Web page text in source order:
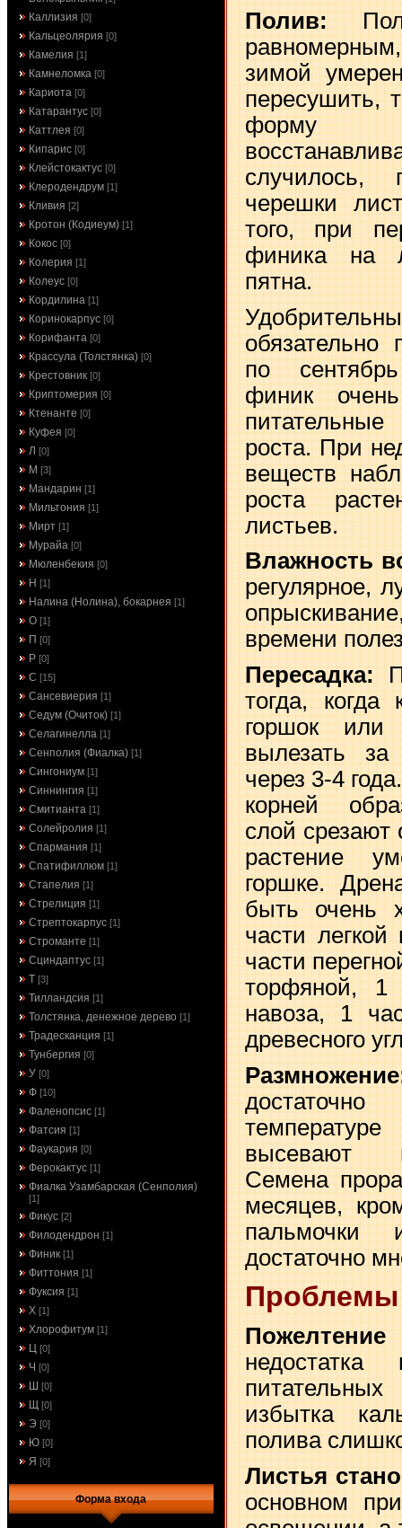
Каллизия [0]
Кальцеолярия [0]
Камелия [1]
Камнеломка [0]
Кариота [0]
Катарантус [0]
Каттлея [0]
Кипарис [0]
Клейстокактус [0]
Клеродендрум [1]
Кливия [2]
Кротон (Кодиеум) [1]
Кокос [0]
Колерия [1]
Колеус [0]
Кордилина [1]
Коринокарпус [0]
Корифанта [0]
Крассула (Толстянка) [0]
Крестовник [0]
Криптомерия [0]
Ктенанте [0]
Куфея [0]
Л [0]
М [3]
Мандарин [1]
Мильтония [1]
Мирт [1]
Мурайа [0]
Мюленбекия [0]
Н [1]
Налина (Нолина), бокарнея [1]
О [1]
П [0]
Р [0]
С [15]
Сансевиерия [1]
Седум (Очиток) [1]
Селагинелла [1]
Сенполия (Фиалка) [1]
Сингониум [1]
Синнингия [1]
Смитианта [1]
Солейролия [1]
Спармания [1]
Спатифиллюм [1]
Стапелия [1]
Стрелиция [1]
Стрептокарпус [1]
Строманте [1]
Сциндаптус [1]
Т [3]
Тилландсия [1]
Толстянка, денежное дерево [1]
Традесканция [1]
Тунбергия [0]
У [0]
Ф [10]
Фаленопсис [1]
Фатсия [1]
Фаукария [0]
Ферокактус [1]
Фиалка Узамбарская (Сенполия)
[1]
Фикус [2]
Филодендрон [1]
Финик [1]
Фиттония [1]
Фуксия [1]
Х [1]
Хлорофитум [1]
Ц [0]
Ч [0]
Ш [0]
Щ [0]
Э [0]
Ю [0]
Я [0]
Форма входа
Полив:
зимой
пересушить,
форму
случилось,
черешки
того, при
финика на
пятна.
обязательно
по
финик
роста. При
веществ
роста
листьев.
Влажность
регулярное,
времени
Пересадка:
тогда, когда
горшок или
вылезать
через 3-4
корней
слой
растение
горшке.
быть очень
части легкой
части
торфяной, 1
навоза, 1
древесного
высевают
Семена
месяцев,
пальмочки
достаточно
Проблемы
недостатка
избытка
полива
Листья
основном